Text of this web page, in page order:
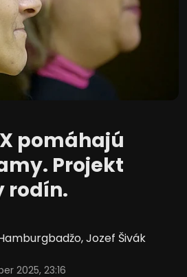
pomáhajú
Projekt
rodín.
,Jozef Šivák
2025, 23:16